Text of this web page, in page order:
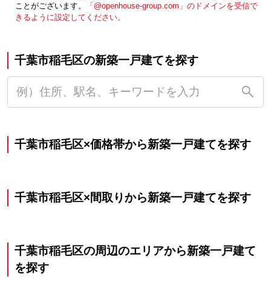
ことがございます。
「@openhouse-group.com」のドメインを受信で
きるように設定してください。
千葉市稲毛区の新築一戸建てを探す
千葉市稲毛区×価格帯から新築一戸建てを探す
千葉市稲毛区×間取りから新築一戸建てを探す
千葉市稲毛区の周辺のエリアから新築一戸建て
を探す